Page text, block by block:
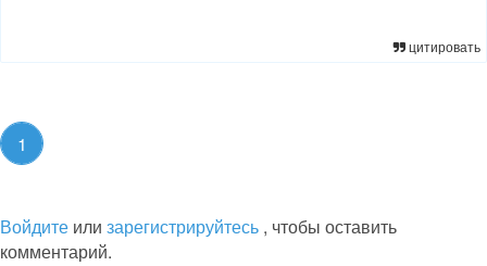
цитировать
1
Войдите или зарегистрируйтесь , чтобы оставить
комментарий.